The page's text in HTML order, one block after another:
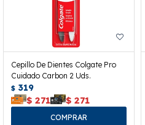
Cepillo De Dientes Colgate Pro
Cuidado Carbon 2 Uds.
$ 319
$ 271 $ 271